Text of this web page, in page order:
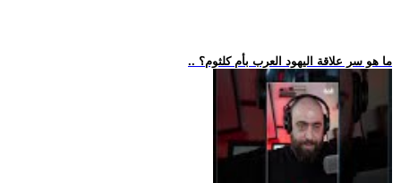
.. ما هو سر علاقة اليهود العرب بأم كلثوم؟